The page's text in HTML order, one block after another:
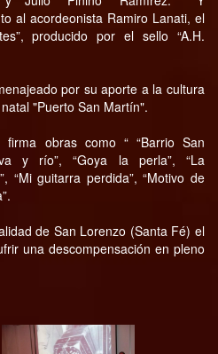
al acordeonista Ramiro Lanati, el
producido por el sello “A.H.
por su aporte a la cultura
"Puerto San Martín".
obras como “ “Barrio San
y río”, “Goya la perla”, “La
“Mi guitarra perdida”, “Motivo de
de San Lorenzo (Santa Fé) el
una descompensación en pleno